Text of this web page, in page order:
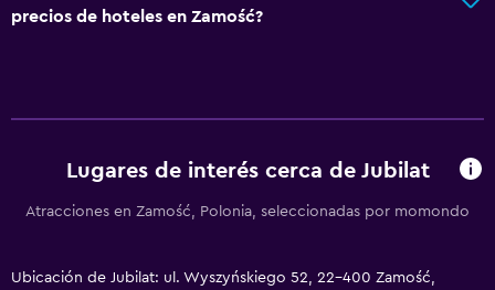
precios de hoteles en Zamość?
Lugares de interés cerca de Jubilat
Atracciones en Zamość, Polonia, seleccionadas por momondo
Ubicación de Jubilat: ul. Wyszyńskiego 52, 22-400 Zamość,